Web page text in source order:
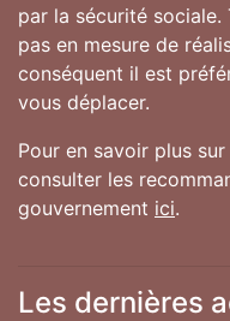
par la sécurité
pas en mesure de
conséquent il est
vous déplacer.
Pour en savoir plus
consulter les
gouvernement ici.
Les dernières